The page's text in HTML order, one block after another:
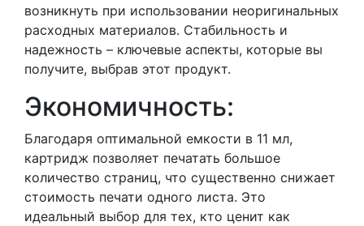
возникнуть при использовании неоригинальных
расходных материалов. Стабильность и
надежность – ключевые аспекты, которые вы
получите, выбрав этот продукт.
Экономичность:
Благодаря оптимальной емкости в 11 мл,
картридж позволяет печатать большое
количество страниц, что существенно снижает
стоимость печати одного листа. Это
идеальный выбор для тех, кто ценит как